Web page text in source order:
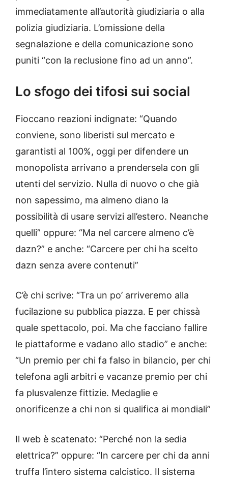
immediatamente all’autorità giudiziaria o alla
polizia giudiziaria. L’omissione della
segnalazione e della comunicazione sono
puniti “con la reclusione fino ad un anno”.
Lo sfogo dei tifosi sui social
Fioccano reazioni indignate: “Quando
conviene, sono liberisti sul mercato e
garantisti al 100%, oggi per difendere un
monopolista arrivano a prendersela con gli
utenti del servizio. Nulla di nuovo o che già
non sapessimo, ma almeno diano la
possibilità di usare servizi all’estero. Neanche
quelli” oppure: “Ma nel carcere almeno c’è
dazn?” e anche: “Carcere per chi ha scelto
dazn senza avere contenuti”
C’è chi scrive: “Tra un po’ arriveremo alla
fucilazione su pubblica piazza. E per chissà
quale spettacolo, poi. Ma che facciano fallire
le piattaforme e vadano allo stadio” e anche:
“Un premio per chi fa falso in bilancio, per chi
telefona agli arbitri e vacanze premio per chi
fa plusvalenze fittizie. Medaglie e
onorificenze a chi non si qualifica ai mondiali”
Il web è scatenato: “Perché non la sedia
elettrica?” oppure: “In carcere per chi da anni
truffa l’intero sistema calcistico. Il sistema